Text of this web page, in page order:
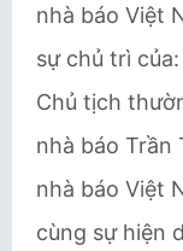
nhà báo Việt
sự chủ trì
Chủ tịch
nhà báo Trần
nhà báo Việt
cùng sự hiện